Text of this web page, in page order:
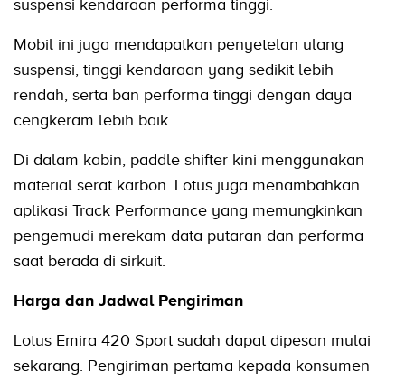
suspensi kendaraan performa tinggi.
Mobil ini juga mendapatkan penyetelan ulang
suspensi, tinggi kendaraan yang sedikit lebih
rendah, serta ban performa tinggi dengan daya
cengkeram lebih baik.
Di dalam kabin, paddle shifter kini menggunakan
material serat karbon. Lotus juga menambahkan
aplikasi Track Performance yang memungkinkan
pengemudi merekam data putaran dan performa
saat berada di sirkuit.
Harga dan Jadwal Pengiriman
Lotus Emira 420 Sport sudah dapat dipesan mulai
sekarang. Pengiriman pertama kepada konsumen